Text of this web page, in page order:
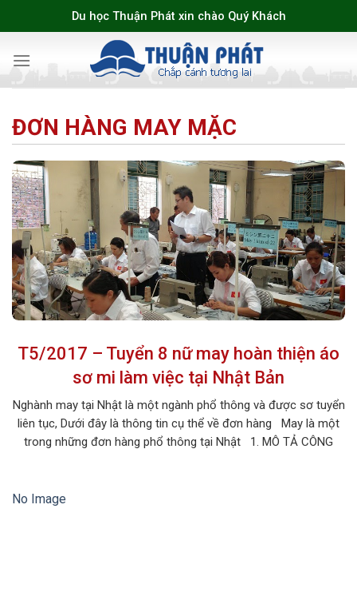
to
Du học Thuận Phát xin chào Quý Khách
ĐƠN HÀNG MAY MẶC
T5/2017 – Tuyển 8 nữ may hoàn thiện áo
sơ mi làm việc tại Nhật Bản
Nghành may tại Nhật là một ngành phổ thông và được sơ tuyển
liên tục, Dưới đây là thông tin cụ thể về đơn hàng May là một
trong những đơn hàng phổ thông tại Nhật 1. MÔ TẢ CÔNG
No Image